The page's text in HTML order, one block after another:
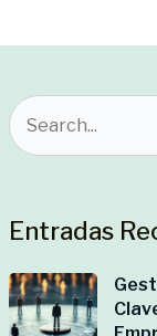
Entradas